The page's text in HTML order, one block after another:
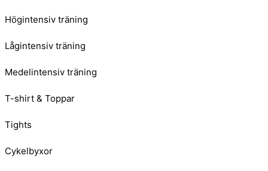
Högintensiv träning
Lågintensiv träning
Medelintensiv träning
T-shirt & Toppar
Tights
Cykelbyxor